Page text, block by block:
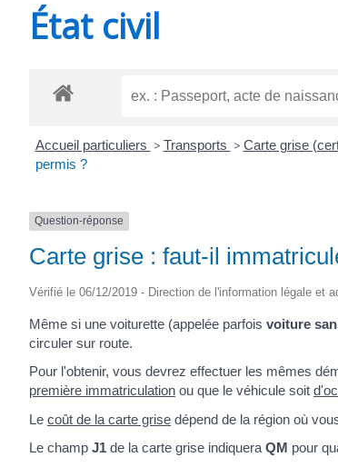
État civil
Accueil particuliers > Transports > Carte grise
permis ?
Question-réponse
Carte grise : faut-il
Vérifié le 06/12/2019 - Direction de l'information légale et
Même si une voiturette (appelée parfois voiture
circuler sur route.
Pour l'obtenir, vous devrez effectuer les mêmes
première immatriculation ou que le véhicule soit
Le coût de la carte grise dépend de la région où
Le champ J1 de la carte grise indiquera QM pour